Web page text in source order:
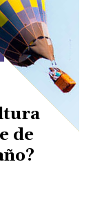
de